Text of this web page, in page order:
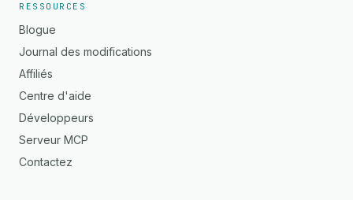
RESSOURCES
Blogue
Journal des modifications
Affiliés
Centre d'aide
Développeurs
Serveur MCP
Contactez